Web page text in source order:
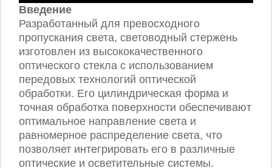
Введение
Разработанный для превосходного
пропускания света, световодный стержень
изготовлен из высококачественного
оптического стекла с использованием
передовых технологий оптической
обработки. Его цилиндрическая форма и
точная обработка поверхности обеспечивают
оптимальное направление света и
равномерное распределение света, что
позволяет интегрировать его в различные
оптические и осветительные системы.